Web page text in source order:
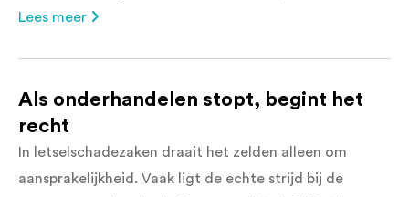
Lees meer
Als onderhandelen stopt, begint het
recht
In letselschadezaken draait het zelden alleen om
aansprakelijkheid. Vaak ligt de echte strijd bij de